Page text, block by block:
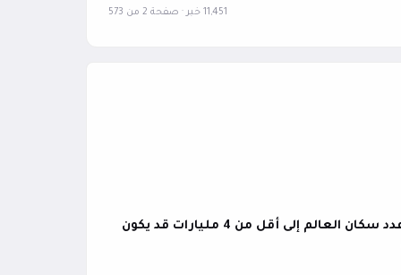
11,451 خبر · صفحة 2 من 573
دراسة علمية تثير جدلاً: خفض عدد سكان العالم إلى أقل من 4 مليارات قد يكون